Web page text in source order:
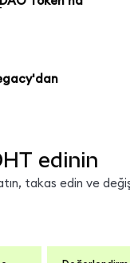
edinin
takas edin ve